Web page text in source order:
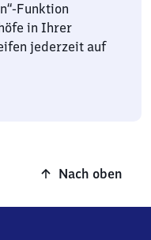
Funktion
in Ihrer
jederzeit auf
Nach oben